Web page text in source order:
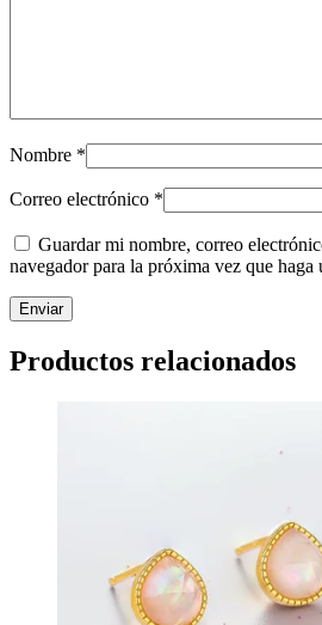
Nombre *
Correo electrónico *
Guardar mi nombre, correo
navegador para la próxima vez que haga
Productos relacionados